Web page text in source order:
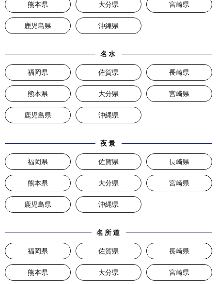
熊本県 大分県 宮崎県
鹿児島県 沖縄県
名水
福岡県 佐賀県 長崎県
熊本県 大分県 宮崎県
鹿児島県 沖縄県
夜景
福岡県 佐賀県 長崎県
熊本県 大分県 宮崎県
鹿児島県 沖縄県
名所道
福岡県 佐賀県 長崎県
熊本県 大分県 宮崎県